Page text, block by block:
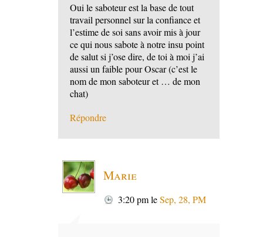
Oui le saboteur est la base de tout
travail personnel sur la confiance et
l’estime de soi sans avoir mis à jour
ce qui nous sabote à notre insu point
de salut si j’ose dire, de toi à moi j’ai
aussi un faible pour Oscar (c’est le
nom de mon saboteur et … de mon
chat)
Répondre
Marie
3:20 pmleSep, 28, PM